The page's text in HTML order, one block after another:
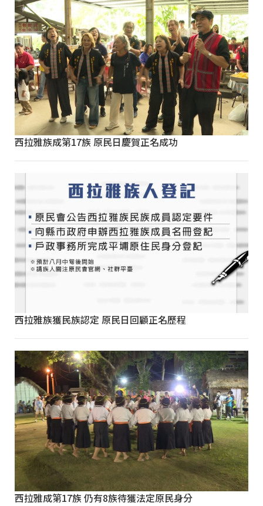
西拉雅族成第17族 原民日慶賀正名成功
西拉雅族獲民族認定 原民日回顧正名歷程
西拉雅成第17族 仍有8族待獲法定原民身分